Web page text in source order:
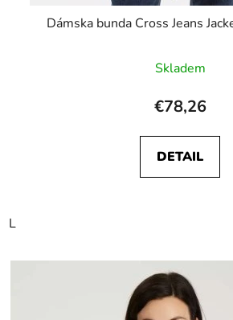
Dámska bunda Cross Jeans
Skladem
€78,26
DETAIL
L